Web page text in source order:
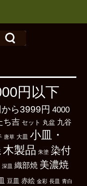
円以下
ら3999円 4000
ち吉 セット 丸盆 九谷
唐草 大皿 小皿・
木製品 朱塗 染付
深皿 織部焼 美濃焼
豆皿 赤絵 金彩 長皿 青白